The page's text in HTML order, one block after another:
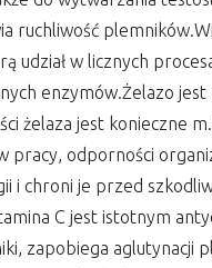
ruchliwość
udział w licznych
enzymów.Żelazo
żelaza jest konieczne
pracy, odporności
i chroni je przed
C jest istotnym
zapobiega aglutynacji